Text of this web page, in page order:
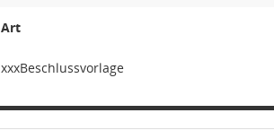
Art
xxxBeschlussvorlage